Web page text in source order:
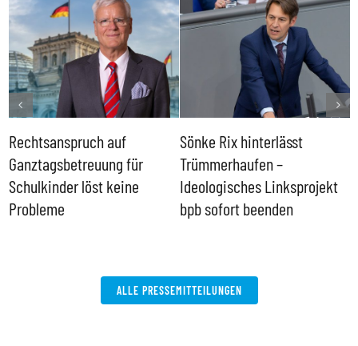
Rechtsanspruch auf
Ganztagsbetreuung für
Schulkinder löst keine
Probleme
Sönke Rix hinterlässt
Trümmerhaufen –
Ideologisches Linksprojekt
bpb sofort beenden
ALLE PRESSEMITTEILUNGEN